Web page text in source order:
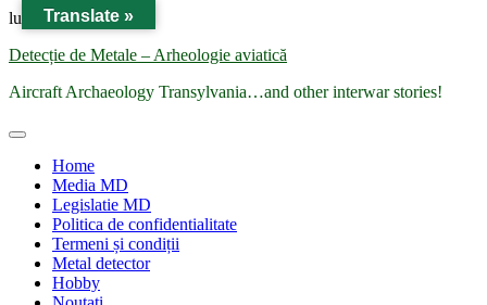
Skip
content
luni, aug. 10, 2026
Detecție de Metale – Arheologie aviatică
Aircraft Archaeology Transylvania…and other interwar stories!
Home
Media MD
Legislatie MD
Politica de confidentialitate
Termeni și condiții
Metal detector
Hobby
Translate »